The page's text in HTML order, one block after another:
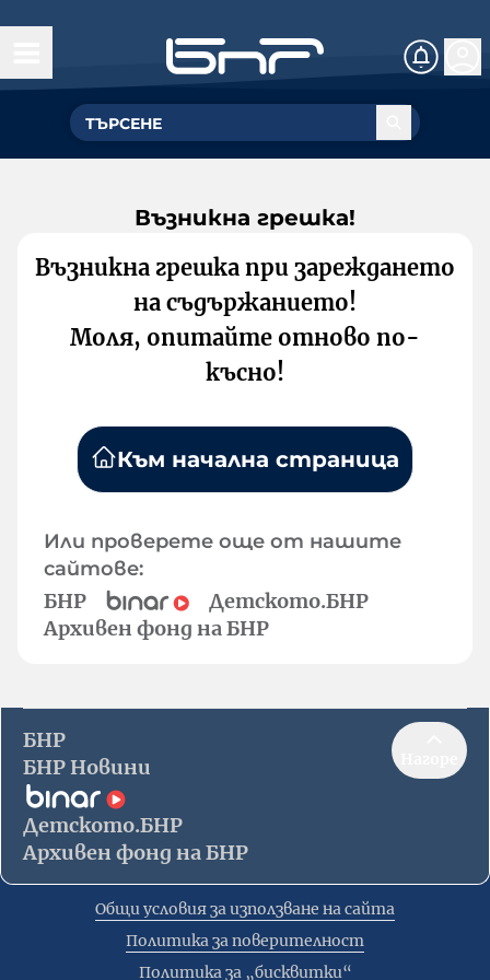
Възникна грешка!
Възникна грешка при зареждането
на съдържанието!
Моля, опитайте отново по-
късно!
Към начална страница
Или проверете още от нашите
сайтове:
БНР
Детското.БНР
Архивен фонд на БНР
БНР
БНР Новини
Детското.БНР
Архивен фонд на БНР
Общи условия за използване на сайта
Политика за поверителност
Политика за „бисквитки“